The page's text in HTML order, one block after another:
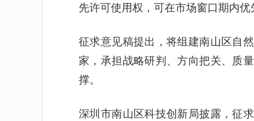
先许可使用权，可在市场窗口期内优
征求意见稿提出，将组建南山区自
家，承担战略研判、方向把关、质
撑。
深圳市南山区科技创新局披露，征